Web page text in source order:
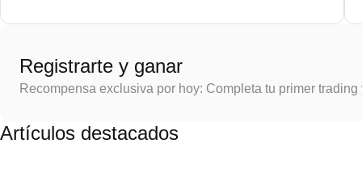
Registrarte y ganar
Recompensa exclusiva por hoy: Completa tu primer
Artículos destacados